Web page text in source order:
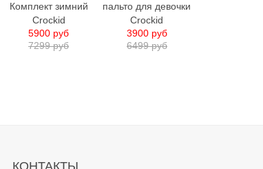
Комплект зимний
Crockid
7299 руб
5900 руб
пальто для девочки
Crockid
6499 руб
3900 руб
КОНТАКТЫ